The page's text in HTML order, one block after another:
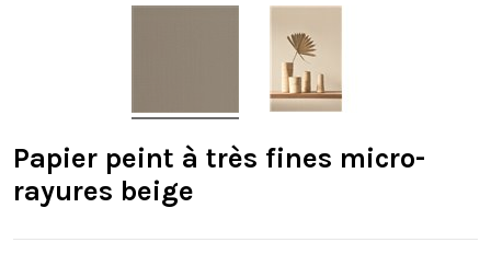
Papier peint à très fines micro-
rayures beige